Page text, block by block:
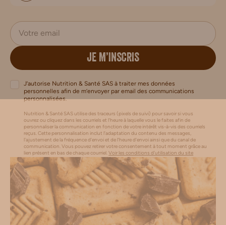
JE M’INSCRIS
J’autorise Nutrition & Santé SAS à traiter mes données
personnelles afin de m’envoyer par email des communications
personnalisées.
Nutrition & Santé SAS utilise des traceurs (pixels de suivi) pour savoir si vous
ouvrez ou cliquez dans les courriels et l’heure à laquelle vous le faites afin de
personnaliser la communication en fonction de votre intérêt vis-à-vis des courriels
reçus. Cette personnalisation inclut l’adaptation du contenu des messages,
l'ajustement de la fréquence d’envoi et de l’heure d’envoi ainsi que du canal de
communication. Vous pouvez retirer votre consentement à tout moment grâce au
lien présent en bas de chaque courriel.Voir les conditions d'utilisation du site